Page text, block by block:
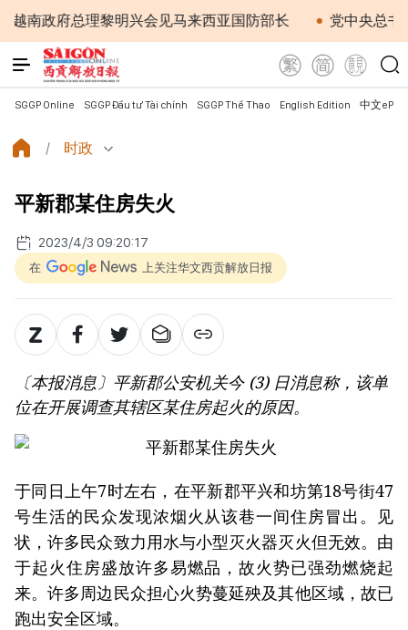
政府总理黎明兴会见马来西亚国防部长 党中央总书记
SGGP Online SGGP Đầu tư Tài chính SGGP Thể Thao English Edition 中文
时政
平新郡某住房失火
2023/4/3 09:20:17
在 上关注华文西贡解放日报
〔本报消息〕平新郡公安机关今 (3) 日消息称，该单
位在开展调查其辖区某住房起火的原因。
于同日上午7时左右，在平新郡平兴和坊第18号街47
号生活的民众发现浓烟火从该巷一间住房冒出。见
状，许多民众致力用水与小型灭火器灭火但无效。由
于起火住房盛放许多易燃品，故火势已强劲燃烧起
来。许多周边民众担心火势蔓延殃及其他区域，故已
跑出安全区域。